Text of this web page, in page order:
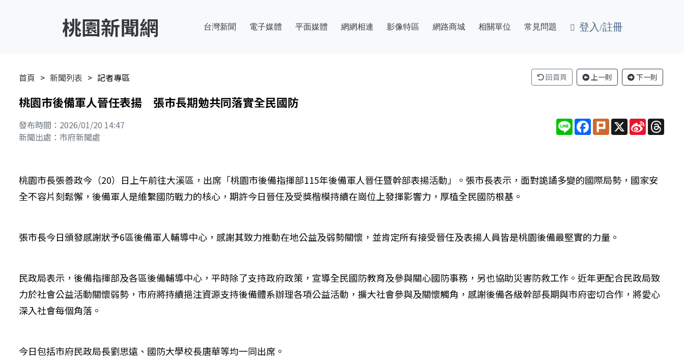
桃園新聞網 台灣新聞 電子媒體 平面媒體 網網相連 影像特區 網路商城 相關單位 常見問題 登入/註冊
首頁 新聞列表 記者專區 回首頁 上一則 下一則
桃園市後備軍人晉任表揚 張市長期勉共同落實全民國防
發布時間：2026/01/20 14:47
新聞出處：市府新聞處
Line Facebook
PlurkX Sina
Weibo
桃園市長張善政今（20）日上午前往大溪區，出席「桃園市後備指揮部115年後備軍人晉任暨幹部表揚活動」。張市長表示，面對詭譎多變的國際局勢，國家安
全不容片刻鬆懈，後備軍人是維繫國防戰力的核心，期許今日晉任及受獎楷模持續在崗位上發揮影響力，厚植全民國防根基。
張市長今日頒發感謝狀予6區後備軍人輔導中心，感謝其致力推動在地公益及弱勢關懷，並肯定所有接受晉任及表揚人員皆是桃園後備最堅實的力量。
民政局表示，後備指揮部及各區後備輔導中心，平時除了支持政府政策，宣導全民國防教育及參與關心國防事務，另也協助災害防救工作。近年更配合民政局致
力於社會公益活動關懷弱勢，市府將持續挹注資源支持後備體系辦理各項公益活動，擴大社會參與及關懷觸角，感謝後備各級幹部長期與市府密切合作，將愛心
深入社會每個角落。
今日包括市府民政局長劉思遠、國防大學校長唐華等均一同出席。